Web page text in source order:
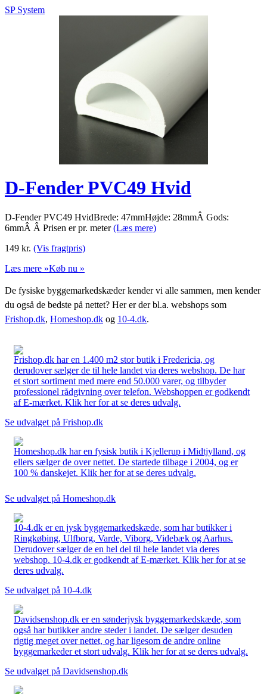
SP System
D-Fender PVC49 Hvid
D-Fender PVC49 HvidBrede: 47mmHøjde: 28mmÂ Gods:
6mmÂ Â Prisen er pr. meter(Læs mere)
149 kr. (Vis fragtpris)
Læs mere »Køb nu »
De fysiske byggemarkedskæder kender vi alle sammen, men kender
du også de bedste på nettet? Her er der bl.a. webshops som
Frishop.dk, Homeshop.dk og 10-4.dk.
Frishop.dk har en 1.400 m2 stor butik i Fredericia, og
derudover sælger de til hele landet via deres webshop. De har
et stort sortiment med mere end 50.000 varer, og tilbyder
professionel rådgivning over telefon. Webshoppen er godkendt
af E-mærket. Klik her for at se deres udvalg.
Se udvalget på Frishop.dk
Homeshop.dk har en fysisk butik i Kjellerup i Midtjylland, og
ellers sælger de over nettet. De startede tilbage i 2004, og er
100 % danskejet. Klik her for at se deres udvalg.
Se udvalget på Homeshop.dk
10-4.dk er en jysk byggemarkedskæde, som har butikker i
Ringkøbing, Ulfborg, Varde, Viborg, Videbæk og Aarhus.
Derudover sælger de en hel del til hele landet via deres
webshop. 10-4.dk er godkendt af E-mærket. Klik her for at se
deres udvalg.
Se udvalget på 10-4.dk
Davidsenshop.dk er en sønderjysk byggemarkedskæde, som
også har butikker andre steder i landet. De sælger desuden
rigtig meget over nettet, og har ligesom de andre online
byggemarkeder et stort udvalg. Klik her for at se deres udvalg.
Se udvalget på Davidsenshop.dk